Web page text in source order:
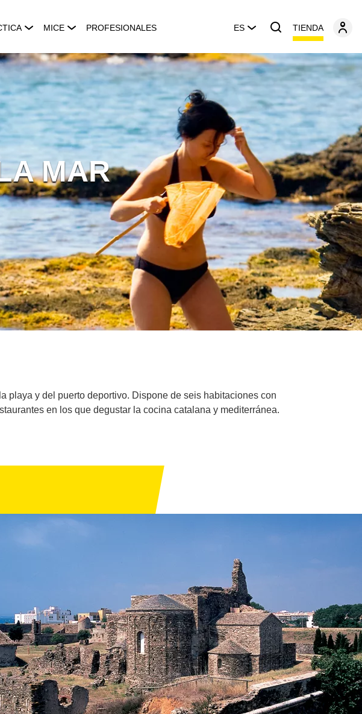
MICE PROFESIONALES ES TIENDA
MAR
playa y del puerto deportivo. Dispone de seis habitaciones con
en los que degustar la cocina catalana y mediterránea.